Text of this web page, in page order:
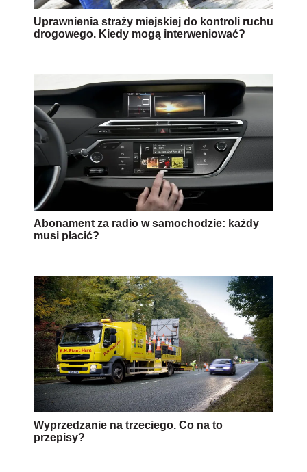
Uprawnienia straży miejskiej do kontroli ruchu
drogowego. Kiedy mogą interweniować?
Abonament za radio w samochodzie: każdy
musi płacić?
Wyprzedzanie na trzeciego. Co na to
przepisy?